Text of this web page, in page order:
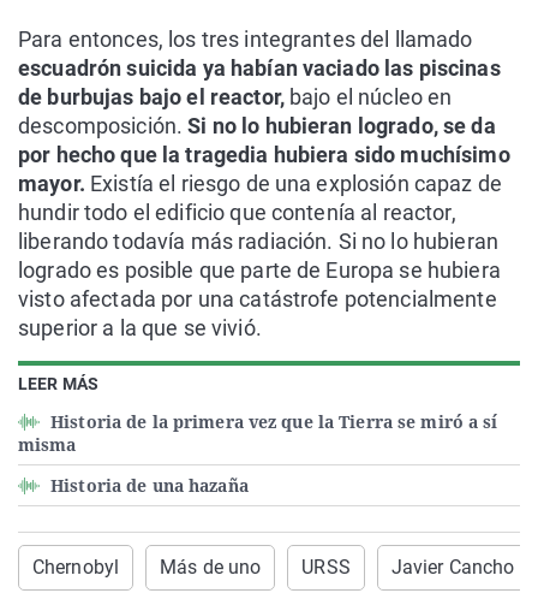
LEER MÁS
Historia de la primera vez que la Tierra se miró a sí
misma
Historia de una hazaña
Para entonces, los tres integrantes del llamado
escuadrón suicida ya habían vaciado las piscinas
de burbujas bajo el reactor,bajo el núcleo en
descomposición.Si no lo hubieran logrado, se da
por hecho que la tragedia hubiera sido muchísimo
mayor. Existía el riesgo de una explosión capaz de
hundir todo el edificio que contenía al reactor,
liberando todavía más radiación. Si no lo hubieran
logrado es posible que parte de Europa se hubiera
visto afectada por una catástrofe potencialmente
superior a la que se vivió.
Chernobyl Más de uno URSS Javier Cancho